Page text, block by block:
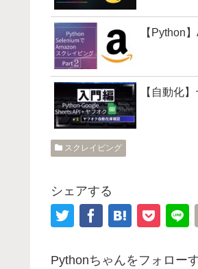
【Python
【自動化
スクレイピング
シェアする
Pythonちゃんをフォロー